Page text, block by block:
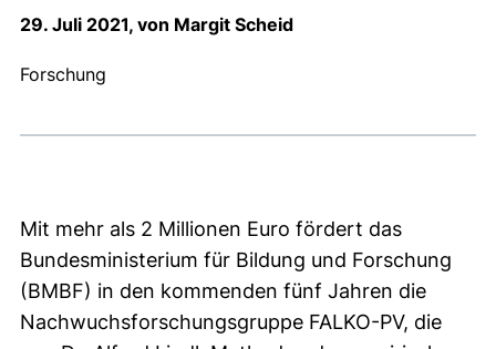
29. Juli 2021, von Margit Scheid
Forschung
Mit mehr als 2 Millionen Euro fördert das
Bundesministerium für Bildung und Forschung
(BMBF) in den kommenden fünf Jahren die
Nachwuchsforschungsgruppe FALKO-PV, die